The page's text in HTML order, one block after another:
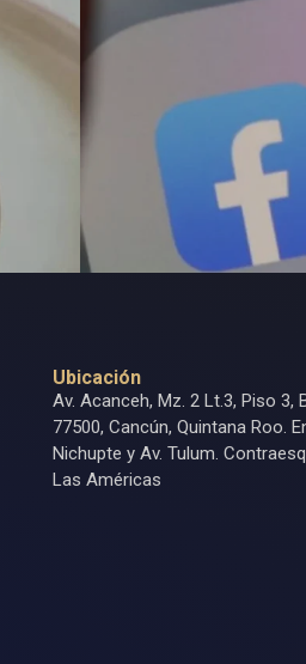
Ubicación
Av. Acanceh, Mz. 2 Lt.3, Piso 3,
77500, Cancún, Quintana Roo.
Nichupte y Av. Tulum.
Las Américas